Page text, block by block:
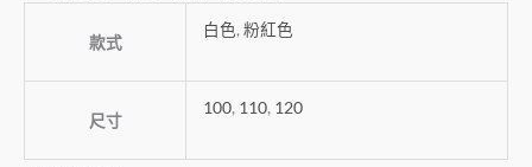
款式
白色, 粉紅色
尺寸
100, 110, 120